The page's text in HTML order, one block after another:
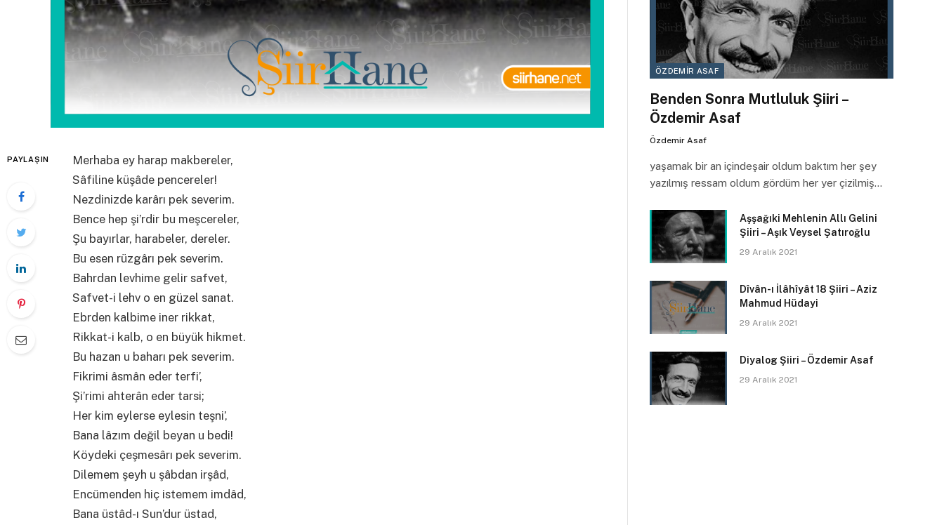
PAYLAŞIN
Merhaba ey harap makbereler,
Sâfiline küşâde pencereler!
Nezdinizde karârı pek severim.
Bence hep şi’rdir bu meşcereler,
Şu bayırlar, harabeler, dereler.
Bu esen rüzgârı pek severim.
Bahrdan levhime gelir safvet,
Safvet-i lehv o en güzel sanat.
Ebrden kalbime iner rikkat,
Rikkat-i kalb, o en büyük hikmet.
Bu hazan u baharı pek severim.
Fikrimi âsmân eder terfi’,
Şi’rimi ahterân eder tarsi;
Her kim eylerse eylesin teşni’,
Bana lâzım değil beyan u bedi!
Köydeki çeşmesârı pek severim.
Dilemem şeyh u şâbdan irşâd,
Encümenden hiç istemem imdâd,
Bana üstâd-ı Sun’dur üstad,
ÖZDEMIR ASAF
Benden Sonra Mutluluk Şiiri –
Özdemir Asaf
Özdemir Asaf
yaşamak bir an içindeşair oldum baktım her şey
yazılmış ressam oldum gördüm her yer çizilmiş…
Aşşağıki Mehlenin Allı Gelini
Şiiri – Aşık Veysel Şatıroğlu
29 Aralık 2021
Dîvân-ı İlâhîyât 18 Şiiri – Aziz
Mahmud Hüdayi
29 Aralık 2021
Diyalog Şiiri – Özdemir Asaf
29 Aralık 2021